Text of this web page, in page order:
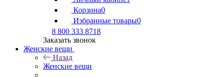
Корзина0
Избранные товары0
8 800 333 8718
Заказать звонок
Женские вещи
Назад
Женские вещи